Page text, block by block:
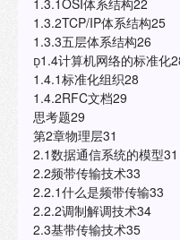
1.3.1OSI体系结构22
1.3.2TCP/IP体系结构25
1.3.3五层体系结构26
1.4计算机网络的标准化
1.4.1标准化组织28
1.4.2RFC文档29
思考题29
第2章物理层31
2.1数据通信系统的模型31
2.2频带传输技术33
2.2.1什么是频带传输33
2.2.2调制解调技术34
2.3基带传输技术35